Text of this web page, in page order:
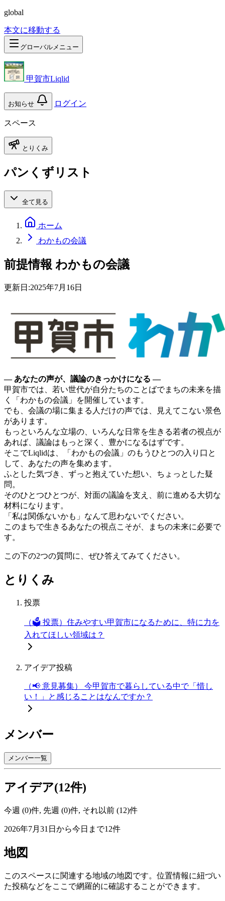
global
本文に移動する
グローバルメニュー
甲賀市Liqlid
お知らせ ログイン
スペース
とりくみ
パンくずリスト
全て見る
ホーム
わかもの会議
前提情報 わかもの会議
更新日:2025年7月16日
― あなたの声が、議論のきっかけになる ―
甲賀市では、若い世代が自分たちのことばでまちの未来を描
く「わかもの会議」を開催しています。
でも、会議の場に集まる人だけの声では、見えてこない景色
があります。
もっといろんな立場の、いろんな日常を生きる若者の視点が
あれば、議論はもっと深く、豊かになるはずです。
そこでLiqlidは、「わかもの会議」のもうひとつの入り口と
して、あなたの声を集めます。
ふとした気づき、ずっと抱えていた想い、ちょっとした疑
問。
そのひとつひとつが、対面の議論を支え、前に進める大切な
材料になります。
「私は関係ないかも」なんて思わないでください。
このまちで生きるあなたの視点こそが、まちの未来に必要で
す。
この下の2つの質問に、ぜひ答えてみてください。
とりくみ
投票
（🗳️ 投票）住みやすい甲賀市になるために、特に力を
入れてほしい領域は？
アイデア投稿
（📢 意見募集） 今甲賀市で暮らしている中で「惜し
い！」と感じることはなんですか？
メンバー
メンバー一覧
アイデア(12件)
今週 (0)件, 先週 (0)件, それ以前 (12)件
2026年7月31日から今日まで12件
地図
このスペースに関連する地域の地図です。位置情報に紐づい
た投稿などをここで網羅的に確認することができます。